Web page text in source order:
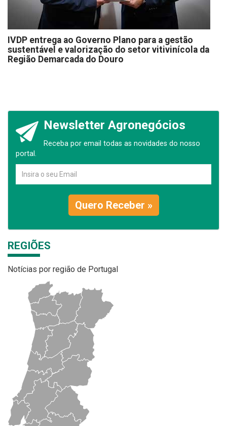
IVDP entrega ao Governo Plano para a gestão
sustentável e valorização do setor vitivinícola da
Região Demarcada do Douro
Newsletter Agronegócios
Receba por email todas as novidades do nosso
portal.
Quero Receber »
REGIÕES
Notícias por região de Portugal